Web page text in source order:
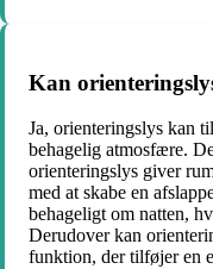
Kan
Ja, orienteringslys kan
behagelig atmosfære.
orienteringslys giver
med at skabe en
behageligt om natten,
Derudover kan
funktion, der tilføjer en